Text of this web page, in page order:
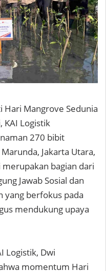
Mangrove Sedunia
KAI Logistik
270 bibit
Jakarta Utara,
merupakan bagian dari
Jawab Sosial dan
yang berfokus pada
mendukung upaya
Logistik, Dwi
momentum Hari